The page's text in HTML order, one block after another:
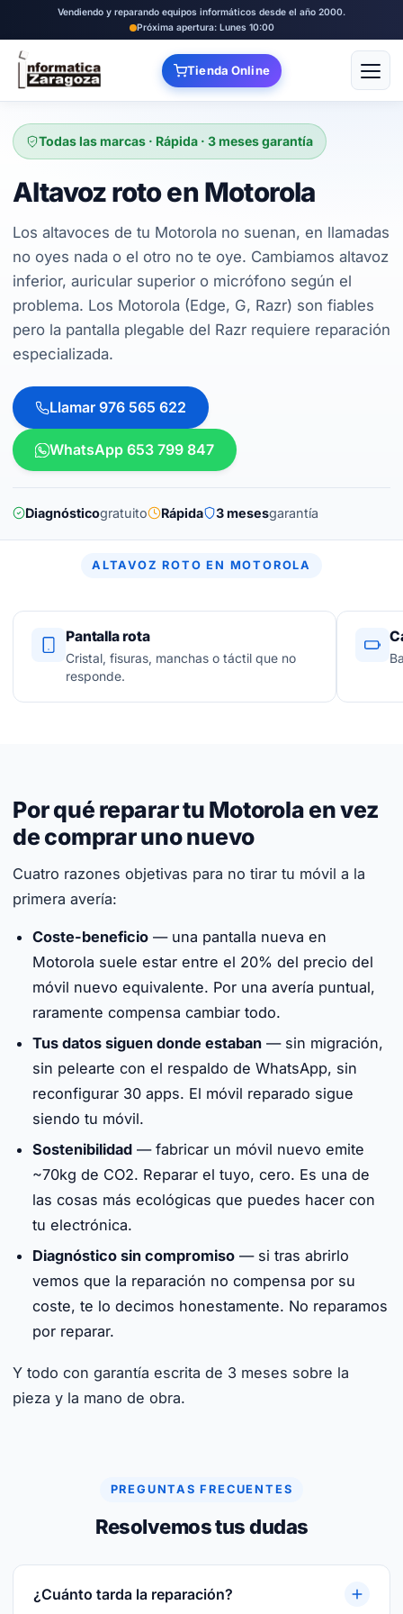
Vendiendo y reparando equipos informáticos desde el año 2000.
Próxima apertura: Lunes 10:00
Tienda Online Abrir
Todas las marcas · Rápida · 3 meses garantía
Altavoz roto en Motorola
Los altavoces de tu Motorola no suenan, en llamadas
no oyes nada o el otro no te oye. Cambiamos altavoz
inferior, auricular superior o micrófono según el
problema. Los Motorola (Edge, G, Razr) son fiables
pero la pantalla plegable del Razr requiere reparación
especializada.
Llamar 976 565 622
WhatsApp 653 799 847
Diagnósticogratuito Rápida 3 mesesgarantía
ALTAVOZ ROTO EN MOTOROLA
Pantalla rota
Cristal, fisuras, manchas o táctil que no
responde.
Por qué reparar tu Motorola en vez
de comprar uno nuevo
Cuatro razones objetivas para no tirar tu móvil a la
primera avería:
Coste-beneficio — una pantalla nueva en
Motorola suele estar entre el 20% del precio del
móvil nuevo equivalente. Por una avería puntual,
raramente compensa cambiar todo.
Tus datos siguen donde estaban — sin migración,
sin pelearte con el respaldo de WhatsApp, sin
reconfigurar 30 apps. El móvil reparado sigue
siendo tu móvil.
Sostenibilidad — fabricar un móvil nuevo emite
~70kg de CO2. Reparar el tuyo, cero. Es una de
las cosas más ecológicas que puedes hacer con
tu electrónica.
Diagnóstico sin compromiso — si tras abrirlo
vemos que la reparación no compensa por su
coste, te lo decimos honestamente. No reparamos
por reparar.
Y todo con garantía escrita de 3 meses sobre la
pieza y la mano de obra.
PREGUNTAS FRECUENTES
Resolvemos tus dudas
¿Cuánto tarda la reparación?